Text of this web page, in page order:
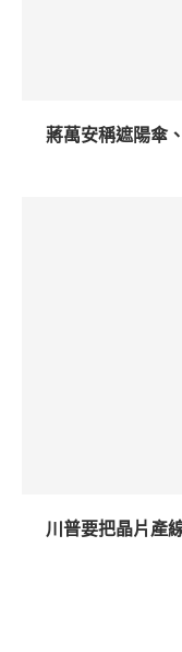
蔣萬安稱遮陽傘
川普要把晶片產